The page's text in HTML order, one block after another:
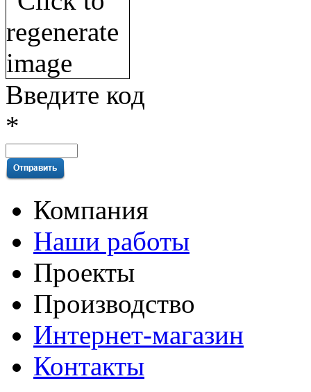
Введите код
*
Компания
Наши работы
Проекты
Производство
Интернет-магазин
Контакты